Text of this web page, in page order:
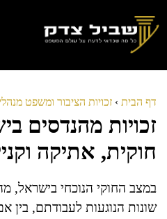
לתוכן
דף הבית › זכויות הציבור ומשפט
זכויות מהנדסים
חוקית, אתיקה
במצב החוקי הנוכחי בישראל,
שונות הנוגעות לעבודתם, בין